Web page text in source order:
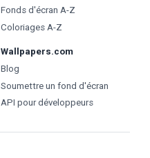
Fonds d'écran A-Z
Coloriages A-Z
Wallpapers.com
Blog
Soumettre un fond d'écran
API pour développeurs